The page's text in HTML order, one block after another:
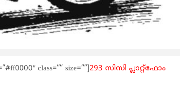
class=”” size=””] 293 സിസി പ്ലാറ്റ്‌ഫോം